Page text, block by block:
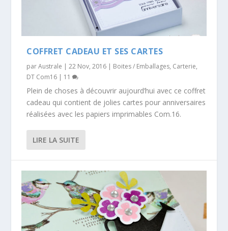
COFFRET CADEAU ET SES CARTES
parAustrale |22 Nov, 2016 | Boites / Emballages, Carterie,
DT Com16 | 11
Plein de choses à découvrir aujourd’hui avec ce coffret
cadeau qui contient de jolies cartes pour anniversaires
réalisées avec les papiers imprimables Com.16.
LIRE LA SUITE